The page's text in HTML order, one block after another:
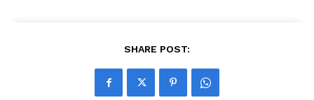
SHARE POST: